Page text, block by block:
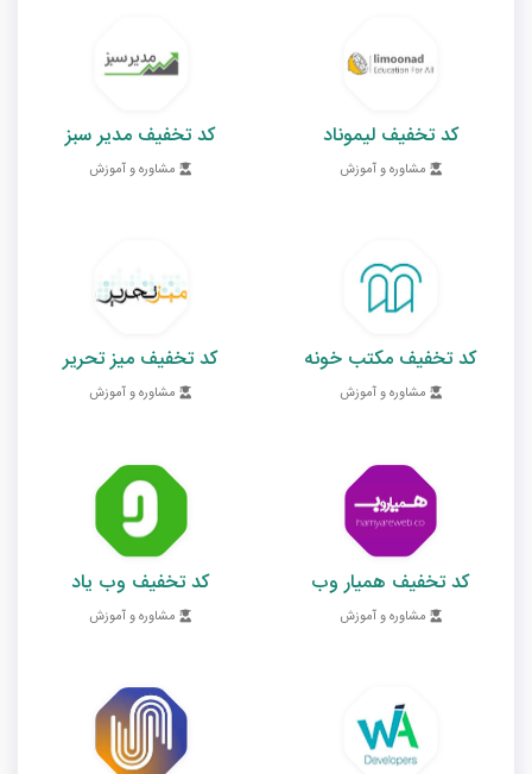
کد تخفیف لیموناد
مشاوره و آموزش
کد تخفیف مدیر سبز
مشاوره و آموزش
کد تخفیف مکتب خونه
مشاوره و آموزش
کد تخفیف میز تحریر
مشاوره و آموزش
کد تخفیف همیار وب
مشاوره و آموزش
کد تخفیف وب یاد
مشاوره و آموزش